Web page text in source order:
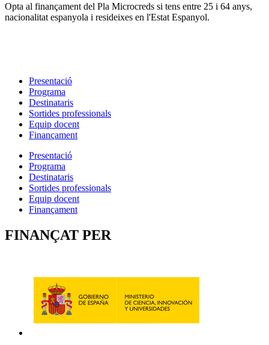
Opta al finançament del Pla Microcreds si tens entre 25 i 64 anys,
nacionalitat espanyola i resideixes en l'Estat Espanyol.
Presentació
Programa
Destinataris
Sortides professionals
Equip docent
Finançament
Presentació
Programa
Destinataris
Sortides professionals
Equip docent
Finançament
FINANÇAT PER